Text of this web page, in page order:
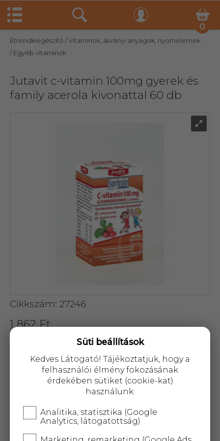
0
Étrendkiegészítő/ Vitaminok, ásványi anyagok, nyomelemek
/ Egyéb vitaminok
Jutavit c-vitamin 100mg gyerek és
family acerola kivonattal 60 db
Cikkszám: 27246
1 862 Ft
KOSÁRBA
25 000 Ftfelett5 kg-igingyenes kiszállítás!
Süti beállítások
Kedves Látogató! Tájékoztatjuk, hogy a
felhasználói élmény fokozásának
érdekében sütiket (cookie-kat)
használunk.
Analitika, statisztika (Google
Analytics, látogatottság)